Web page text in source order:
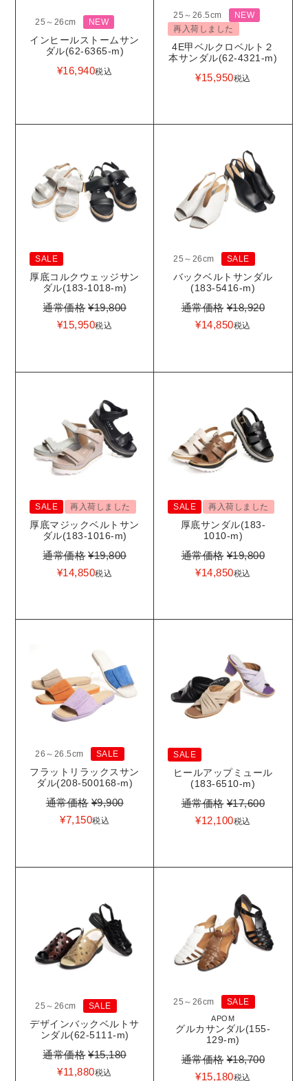
25～26cm NEW
インヒールストームサン
ダル(62-6365-m)
¥16,940税込
25～26.5cm
NEW
再入荷しました
4E甲ベルクロベルト２
本サンダル(62-4321-m)
¥15,950税込
SALE
厚底コルクウェッジサン
ダル(183-1018-m)
通常価格 ¥19,800
¥15,950税込
25～26cm SALE
バックベルトサンダル
(183-5416-m)
通常価格 ¥18,920
¥14,850税込
SALE 再入荷しました
厚底マジックベルトサン
ダル(183-1016-m)
通常価格 ¥19,800
¥14,850税込
SALE 再入荷しました
厚底サンダル(183-
1010-m)
通常価格 ¥19,800
¥14,850税込
26～26.5cm SALE
フラットリラックスサン
ダル(208-500168-m)
通常価格 ¥9,900
¥7,150税込
SALE
ヒールアップミュール
(183-6510-m)
通常価格 ¥17,600
¥12,100税込
25～26cm SALE
デザインバックベルトサ
ンダル(62-5111-m)
通常価格 ¥15,180
¥11,880税込
25～26cm SALE
APOM
グルカサンダル(155-
129-m)
通常価格 ¥18,700
¥15,180税込